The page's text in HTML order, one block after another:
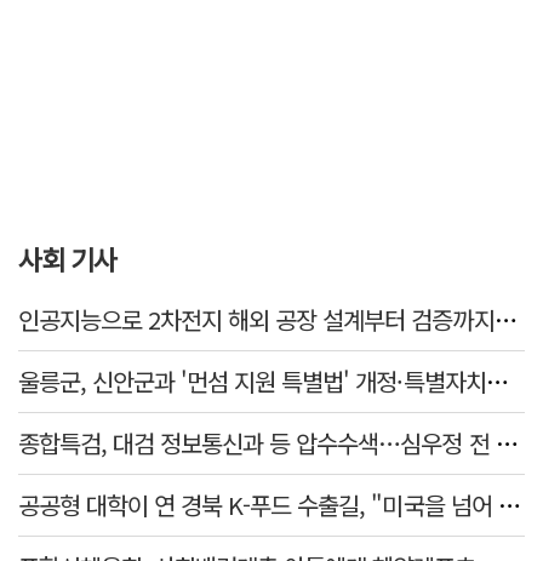
사회 기사
인공지능으로 2차전지 해외 공장 설계부터 검증까지…경북도·포항시 플랫폼 개발 착수
울릉군, 신안군과 '먼섬 지원 특별법' 개정·특별자치군 제정 논의
종합특검, 대검 정보통신과 등 압수수색…심우정 전 총장 '내란 혐의' 관련
공공형 대학이 연 경북 K-푸드 수출길, "미국을 넘어 유럽식탁 두드린다"